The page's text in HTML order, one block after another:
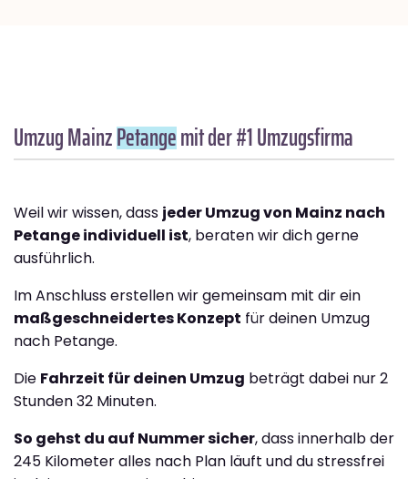
Umzug MainzPetangemit der #1 Umzugsfirma
Weil wir wissen, dass jeder Umzug von Mainz nach
Petange individuell ist, beraten wir dich gerne
ausführlich.
Im Anschluss erstellen wir gemeinsam mit dir ein
maßgeschneidertes Konzept für deinen Umzug
nach Petange.
Die Fahrzeit für deinen Umzug beträgt dabei nur 2
Stunden 32 Minuten.
So gehst du auf Nummer sicher, dass innerhalb der
245 Kilometer alles nach Plan läuft und du stressfrei